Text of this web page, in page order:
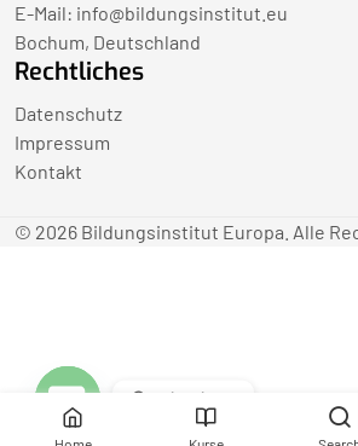
E-Mail: info@bildungsinstitut.eu
Bochum, Deutschland
Rechtliches
Datenschutz
Impressum
Kontakt
© 2026 Bildungsinstitut Europa. Alle
Contact us
Open